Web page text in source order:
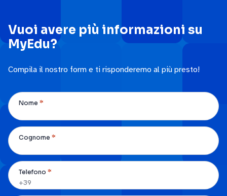
Vuoi avere più informazioni su
MyEdu?
Compila il nostro form e ti risponderemo al più presto!
Nome *
Cognome *
Telefono *